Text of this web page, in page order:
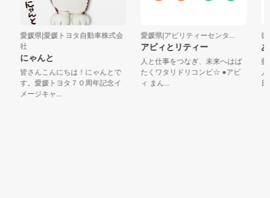
愛媛県|愛媛トヨタ自動車株式会
社
にゃんと
皆さんこんにちは！にゃんとで
す。愛媛トヨタ７０周年記念イ
メージキャ...
愛媛県|アビリティーセンタ...
アビィとリティー
人と仕事をつなぎ、未来へはば
たくワタリドリコンビ☆ ●アビ
ィ まん...
徳
あ
藍
人
日